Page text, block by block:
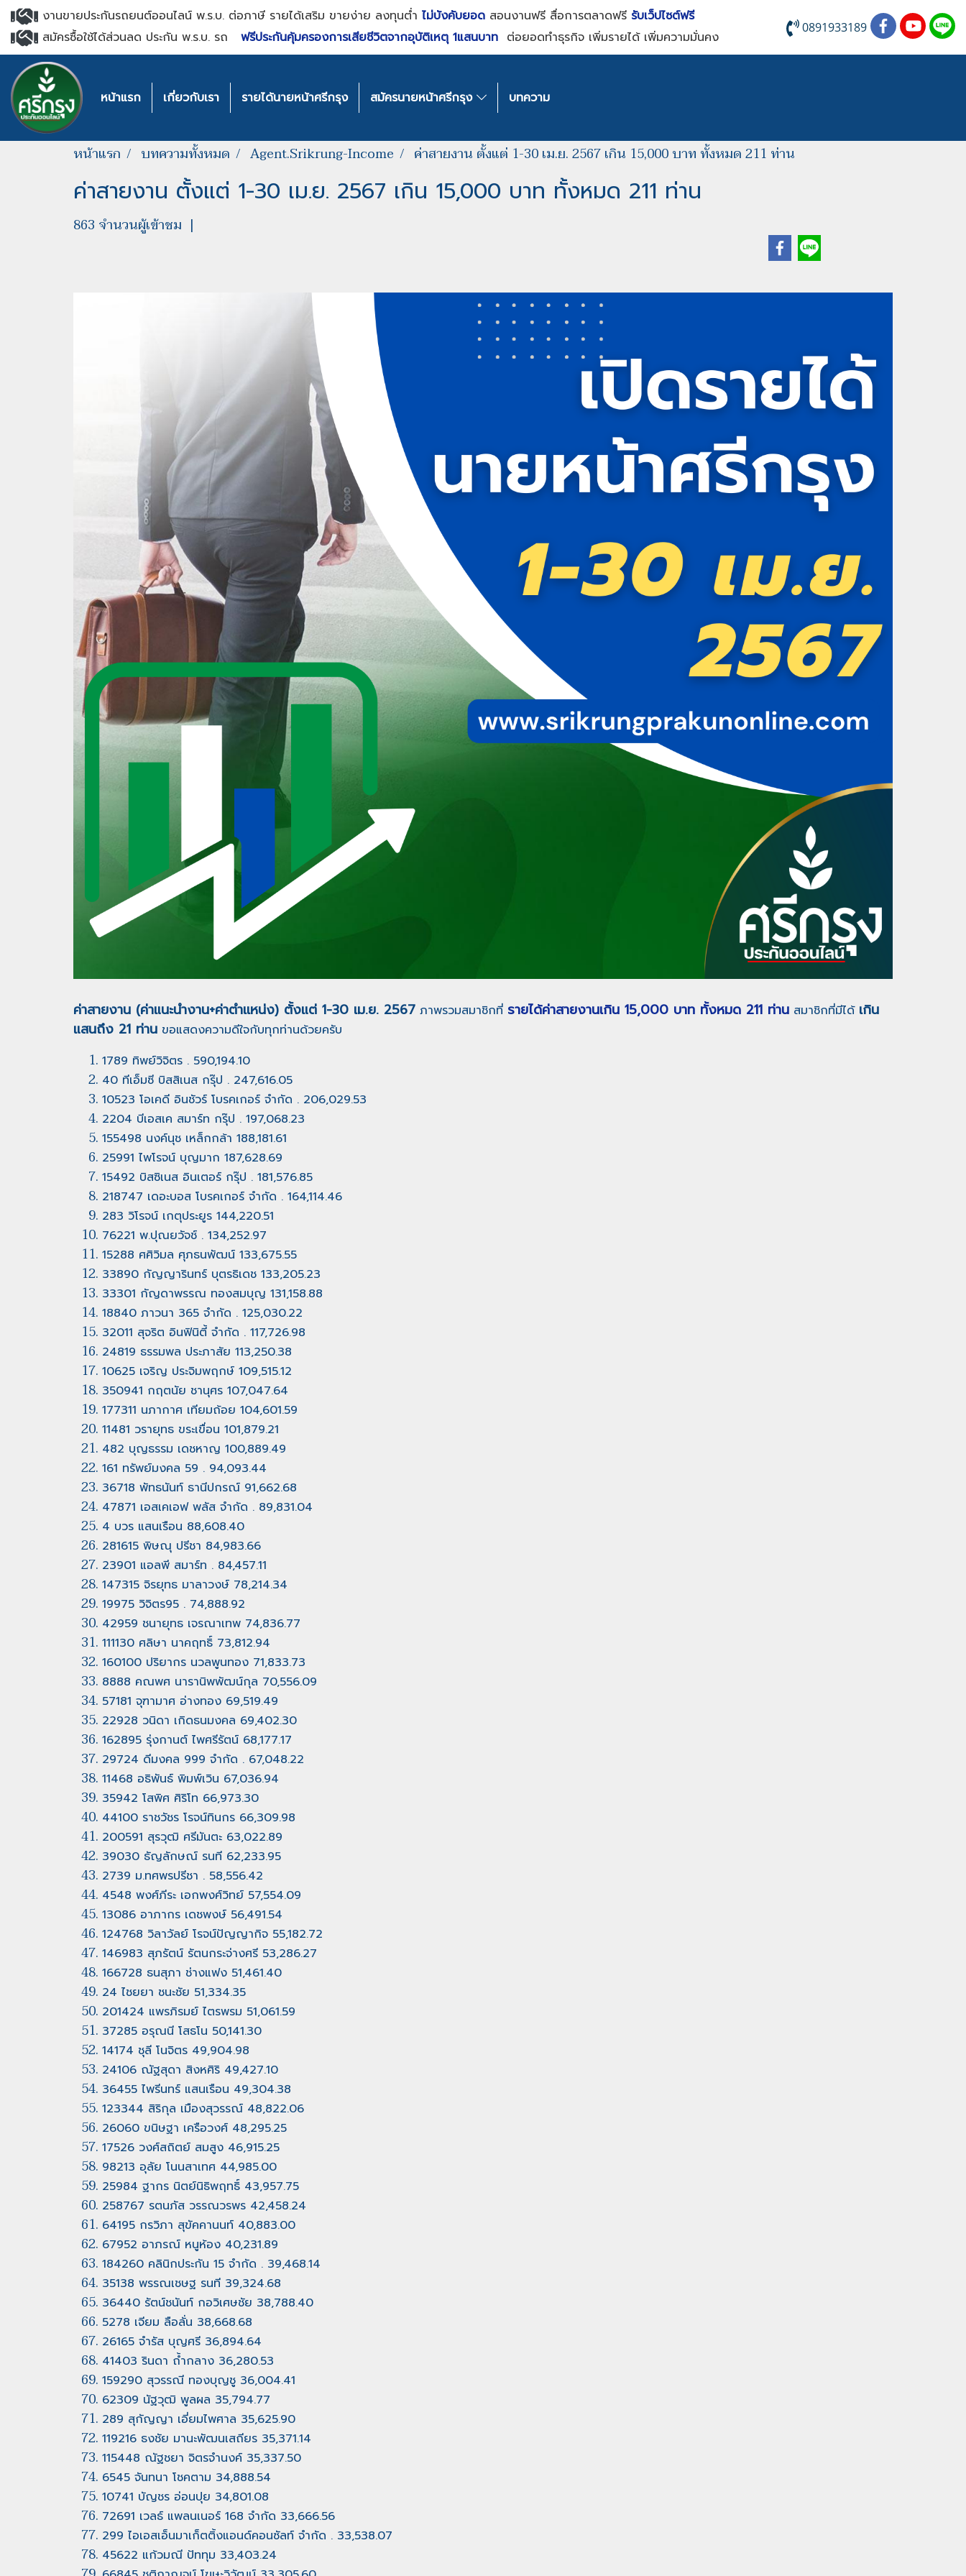
งานขายประกันรถยนต์ออนไลน์ พ.ร.บ. ต่อภาษี รายได้เสริม ขายง่าย ลงทุนต่ำ ไม่บังคับยอดสอนงานฟรี สื่อการตลาดฟรี รับเว็ปไซต์ฟรี
สมัครซื้อใช้ได้ส่วนลด ประกัน พ.ร.บ. รถ
ฟรีประกันคุ้มครองการเสียชีวิตจากอุบัติเหตุ 1แสนบาทต่อยอดทำธุรกิจ เพิ่มรายได้ เพิ่มความมั่นคง
0891933189
หน้าแรก เกี่ยวกับเรา รายได้นายหน้าศรีกรุง สมัครนายหน้าศรีกรุง บทความ
หน้าแรก บทความทั้งหมด Agent.Srikrung-Income ค่าสายงาน ตั้งแต่ 1-30 เม.ย. 2567 เกิน 15,000 บาท ทั้งหมด 211 ท่าน
ค่าสายงาน ตั้งแต่ 1-30 เม.ย. 2567 เกิน 15,000 บาท ทั้งหมด 211 ท่าน
863 จำนวนผู้เข้าชม |
ค่าสายงาน (ค่าแนะนำงาน+ค่าตำเเหน่ง) ตั้งแต่ 1-30 เม.ย. 2567 ภาพรวมสมาชิกที่ รายได้ค่าสายงานเกิน 15,000 บาท ทั้งหมด 211 ท่าน สมาชิกที่มีได้ เกิน
แสนถึง 21 ท่าน ขอแสดงความดีใจกับทุกท่านด้วยครับ
1789 ทิพย์วิจิตร . 590,194.10
40 ทีเอ็มซี บิสสิเนส กรุ๊ป . 247,616.05
10523 โอเคดี อินชัวร์ โบรคเกอร์ จำกัด . 206,029.53
2204 บีเอสเค สมาร์ท กรุ๊ป . 197,068.23
155498 นงค์นุช เหล็กกล้า 188,181.61
25991 ไพโรจน์ บุญมาก 187,628.69
15492 บิสซิเนส อินเตอร์ กรุ๊ป . 181,576.85
218747 เดอะบอส โบรคเกอร์ จำกัด . 164,114.46
283 วิโรจน์ เกตุประยูร 144,220.51
76221 พ.ปุณยวัจช์ . 134,252.97
15288 ศศิวิมล ศุภธนพัฒน์ 133,675.55
33890 กัญญารินทร์ บุตรธิเดช 133,205.23
33301 กัญดาพรรณ ทองสมบุญ 131,158.88
18840 ภาวนา 365 จำกัด . 125,030.22
32011 สุจริต อินฟินิตี้ จำกัด . 117,726.98
24819 ธรรมพล ประภาสัย 113,250.38
10625 เจริญ ประจิมพฤกษ์ 109,515.12
350941 กฤตนัย ชานุศร 107,047.64
177311 นภากาศ เทียมถ้อย 104,601.59
11481 วรายุทธ ขระเขื่อน 101,879.21
482 บุญธรรม เดชหาญ 100,889.49
161 ทรัพย์มงคล 59 . 94,093.44
36718 พัทธนันท์ ธานีปกรณ์ 91,662.68
47871 เอสเคเอฟ พลัส จำกัด . 89,831.04
4 บวร แสนเรือน 88,608.40
281615 พิษณุ ปรีชา 84,983.66
23901 แอลพี สมาร์ท . 84,457.11
147315 จิรยุทธ มาลาวงษ์ 78,214.34
19975 วิจิตร95 . 74,888.92
42959 ชนายุทธ เจรณาเทพ 74,836.77
111130 ศลิษา นาคฤทธิ์ 73,812.94
160100 ปริยากร นวลพูนทอง 71,833.73
8888 คณพศ นารานิพพัฒน์กุล 70,556.09
57181 จุฑามาศ อ่างทอง 69,519.49
22928 วนิดา เกิดธนมงคล 69,402.30
162895 รุ่งกานต์ ไพศรีรัตน์ 68,177.17
29724 ดีมงคล 999 จำกัด . 67,048.22
11468 อธิพันธ์ พิมพ์เวิน 67,036.94
35942 โสพิศ ศิริโท 66,973.30
44100 ราชวัชร โรจน์ทินกร 66,309.98
200591 สุรวุฒิ ศรีมันตะ 63,022.89
39030 ธัญลักษณ์ รนที 62,233.95
2739 ม.ทศพรปรีชา . 58,556.42
4548 พงศ์ภีระ เอกพงศ์วิทย์ 57,554.09
13086 อาภากร เดชพงษ์ 56,491.54
124768 วิลาวัลย์ โรจน์ปัญญากิจ 55,182.72
146983 สุภรัตน์ รัตนกระจ่างศรี 53,286.27
166728 ธนสุภา ช่างแฟง 51,461.40
24 ไชยยา ชนะชัย 51,334.35
201424 แพรภิรมย์ ไตรพรม 51,061.59
37285 อรุณนี โสธโน 50,141.30
14174 ชุลี โนจิตร 49,904.98
24106 ณัฐสุดา สิงหศิริ 49,427.10
36455 ไพรีนทร์ แสนเรือน 49,304.38
123344 สิริกุล เมืองสุวรรณ์ 48,822.06
26060 ขนิษฐา เครือวงศ์ 48,295.25
17526 วงศ์สถิตย์ สมสูง 46,915.25
98213 อุลัย โนนสาเทศ 44,985.00
25984 ฐากร นิตย์นิธิพฤทธิ์ 43,957.75
258767 รตนภัส วรรณวรพร 42,458.24
64195 กรวิภา สุขัคคานนท์ 40,883.00
67952 อาภรณ์ หนูห้อง 40,231.89
184260 คลินิกประกัน 15 จำกัด . 39,468.14
35138 พรรณเชษฐ รนที 39,324.68
36440 รัตน์ชนันท์ กอวิเศษชัย 38,788.40
5278 เจียม ลือลั่น 38,668.68
26165 จำรัส บุญศรี 36,894.64
41403 รินดา ถ้ำกลาง 36,280.53
159290 สุวรรณี ทองบุญชู 36,004.41
62309 นัฐวุฒิ พูลผล 35,794.77
289 สุกัญญา เอี่ยมไพศาล 35,625.90
119216 ธงชัย มานะพัฒนเสถียร 35,371.14
115448 ณัฐชยา จิตรจำนงค์ 35,337.50
6545 จันทนา โชคตาม 34,888.54
10741 บัญชร อ่อนปุย 34,801.08
72691 เวลธ์ แพลนเนอร์ 168 จำกัด 33,666.56
299 ไอเอสเอ็นมาเก็ตติ้งแอนด์คอนซัลท์ จำกัด . 33,538.07
45622 แก้วมณี ปัททุม 33,403.24